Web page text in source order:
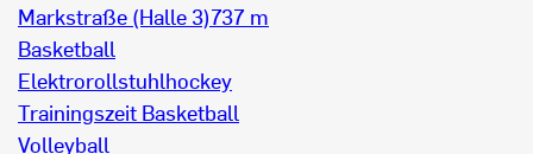
Markstraße (Halle 3)737 m
Basketball
Elektrorollstuhlhockey
Trainingszeit Basketball
Volleyball